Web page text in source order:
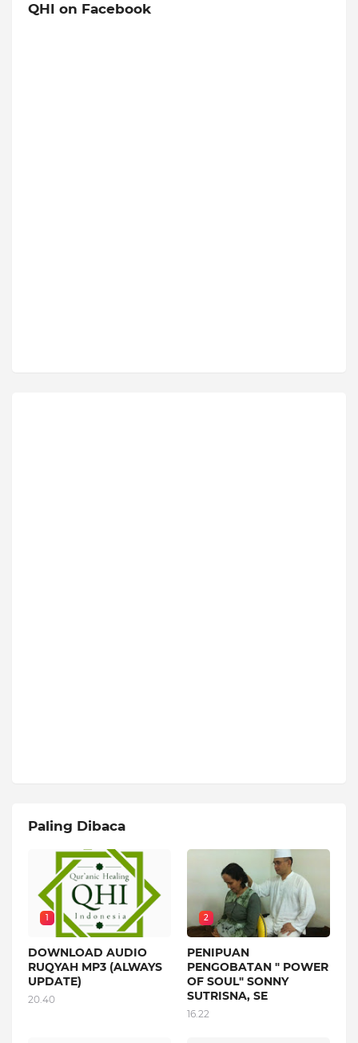
QHI on Facebook
Paling Dibaca
1
DOWNLOAD AUDIO
RUQYAH MP3 (ALWAYS
UPDATE)
20.40
2
PENIPUAN
PENGOBATAN " POWER
OF SOUL" SONNY
SUTRISNA, SE
16.22